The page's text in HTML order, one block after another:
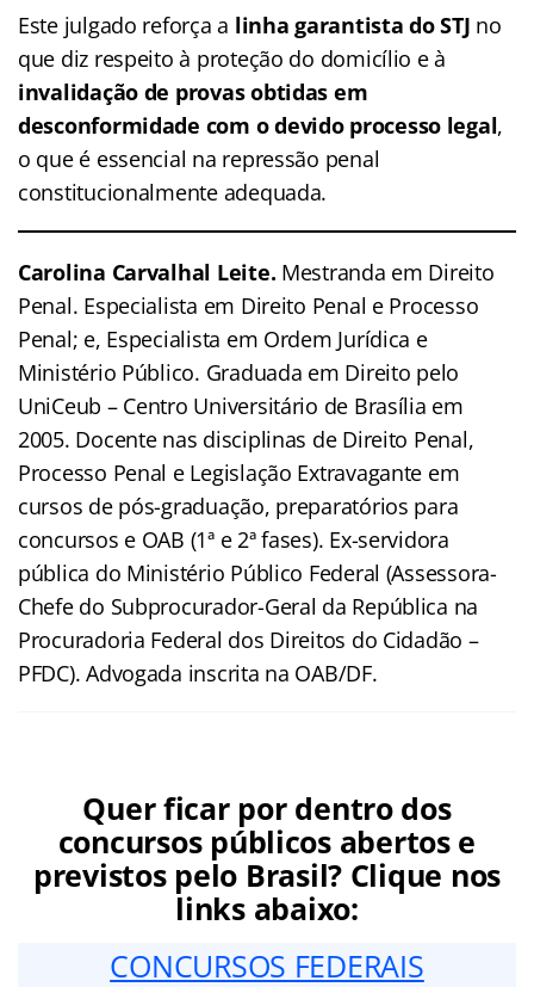
Este julgado reforça a linha garantista do STJ no
que diz respeito à proteção do domicílio e à
invalidação de provas obtidas em
desconformidade com o devido processo legal,
o que é essencial na repressão penal
constitucionalmente adequada.
Carolina Carvalhal Leite. Mestranda em Direito
Penal. Especialista em Direito Penal e Processo
Penal; e, Especialista em Ordem Jurídica e
Ministério Público. Graduada em Direito pelo
UniCeub – Centro Universitário de Brasília em
2005. Docente nas disciplinas de Direito Penal,
Processo Penal e Legislação Extravagante em
cursos de pós-graduação, preparatórios para
concursos e OAB (1ª e 2ª fases). Ex-servidora
pública do Ministério Público Federal (Assessora-
Chefe do Subprocurador-Geral da República na
Procuradoria Federal dos Direitos do Cidadão –
PFDC). Advogada inscrita na OAB/DF.
Quer ficar por dentro dos
concursos públicos abertos e
previstos pelo Brasil? Clique nos
links abaixo:
CONCURSOS FEDERAIS